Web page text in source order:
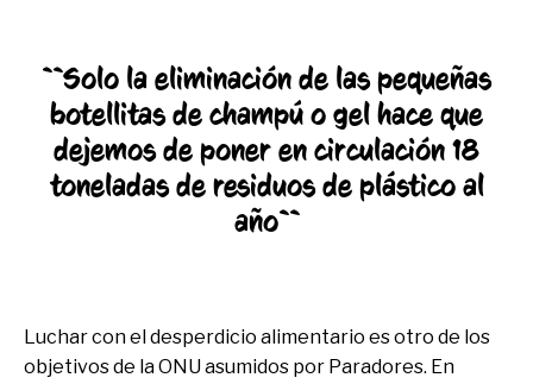
``Solo la eliminación de las pequeñas
botellitas de champú o gel hace que
dejemos de poner en circulación 18
toneladas de residuos de plástico al
año``
Luchar con el desperdicio alimentario es otro de los
objetivos de la ONU asumidos por Paradores. En